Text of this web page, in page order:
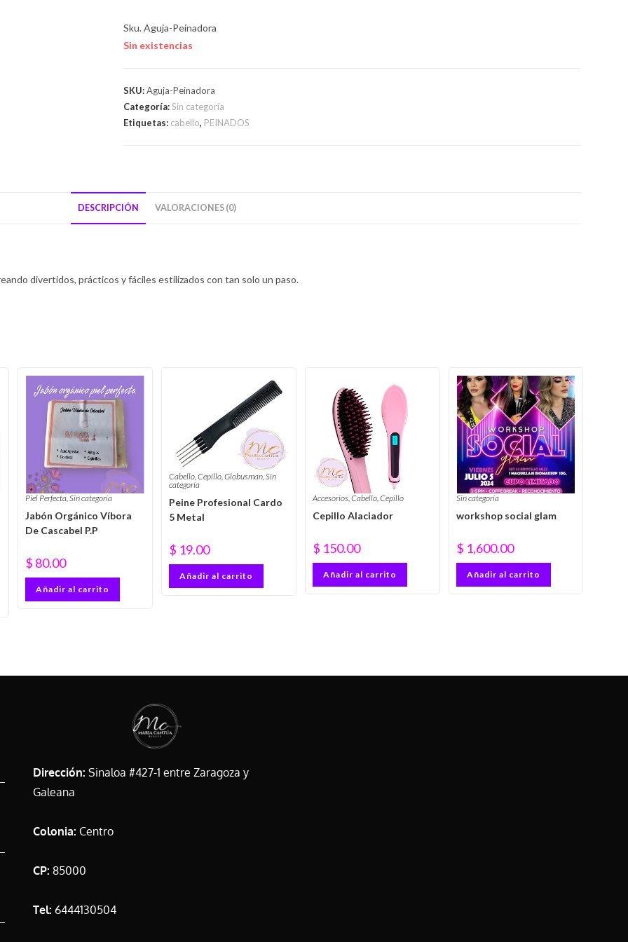
Sku. Aguja-Peinadora
Sin existencias
SKU:Aguja-Peinadora
Categoría:Sin categoría
Etiquetas: cabello, PEINADOS
DESCRIPCIÓN VALORACIONES (0)
divertidos, prácticos y fáciles estilizados con tan solo un paso.
Piel Perfecta,Sin categoría
Jabón Orgánico Víbora
De Cascabel P.P
$ 80.00
Añadir al carrito
Cabello ,Cepillo ,Globusman ,Sin
categoría
Peine Profesional Cardo
5 Metal
$ 19.00
Añadir al carrito
Accesorios,Cabello,Cepillo
Cepillo Alaciador
$ 150.00
Añadir al carrito
Sin categoría
workshop social glam
$ 1,600.00
Añadir al carrito
Dirección: Sinaloa #427-1 entre Zaragoza y
Galeana
Colonia: Centro
CP: 85000
Tel: 6444130504